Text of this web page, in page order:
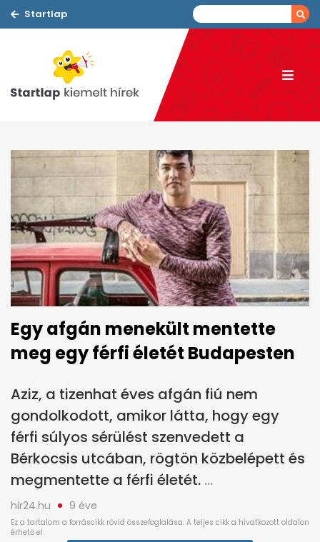
Startlap
Egy afgán menekült mentette
meg egy férfi életét Budapesten
Aziz, a tizenhat éves afgán fiú nem
gondolkodott, amikor látta, hogy egy
férfi súlyos sérülést szenvedett a
Bérkocsis utcában, rögtön közbelépett és
megmentette a férfi életét.
hir24.hu 9 éve